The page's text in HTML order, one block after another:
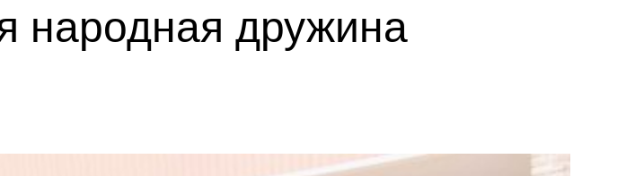
народная дружина